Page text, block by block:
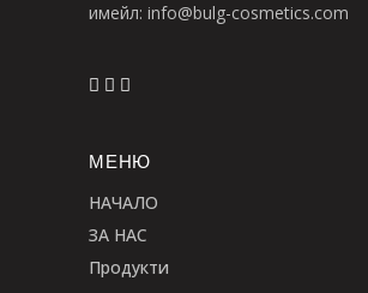
имейл: info@bulg-cosmetics.com
МЕНЮ
НАЧАЛО
ЗА НАС
Продукти